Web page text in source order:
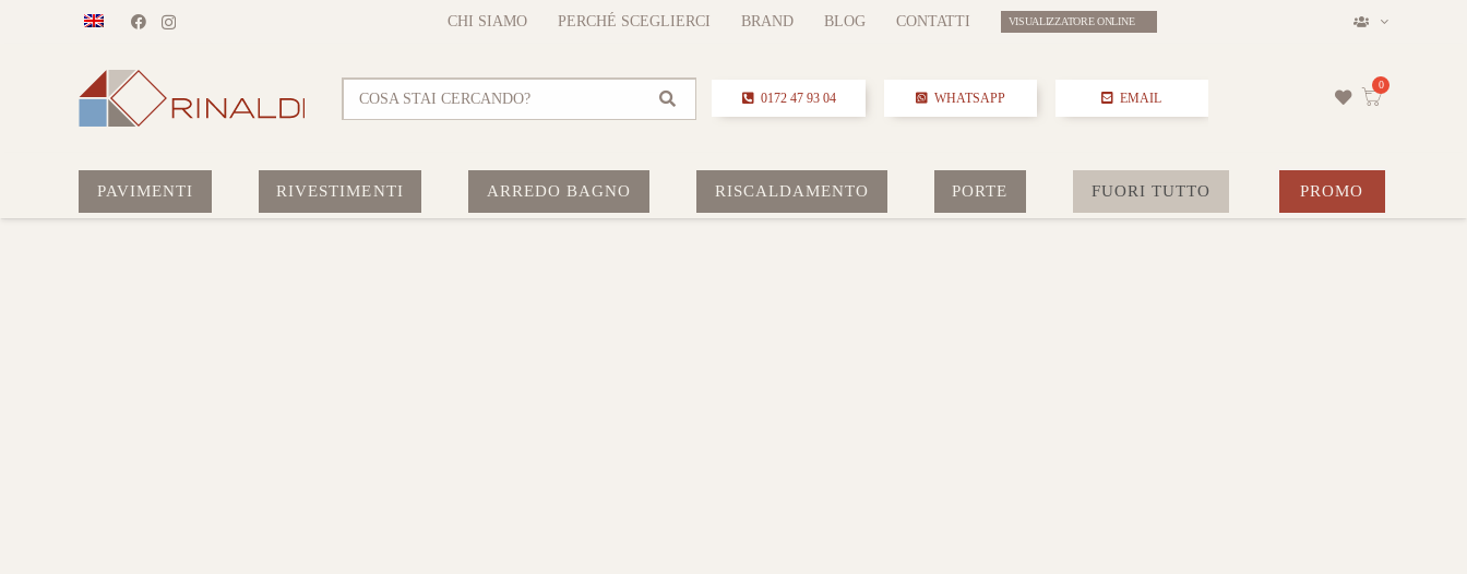
VISUALIZZATORE ONLINE
CONTATTI
BLOG
BRAND
PERCHÉ SCEGLIERCI
CHI SIAMO
COSA STAI CERCANDO? 0172 47 93 04 WHATSAPP EMAIL
PROMO
FUORI TUTTO
PORTE
RISCALDAMENTO
ARREDO BAGNO
RIVESTIMENTI
PAVIMENTI